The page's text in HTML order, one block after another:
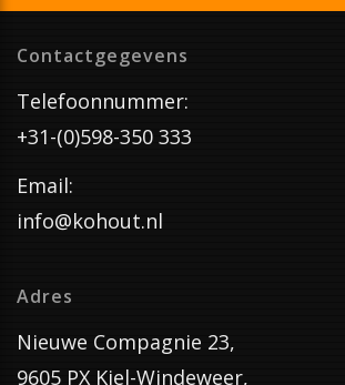
Contactgegevens
Telefoonnummer:
+31-(0)598-350 333
Email:
info@kohout.nl
Adres
Nieuwe Compagnie 23,
9605 PX Kiel-Windeweer,